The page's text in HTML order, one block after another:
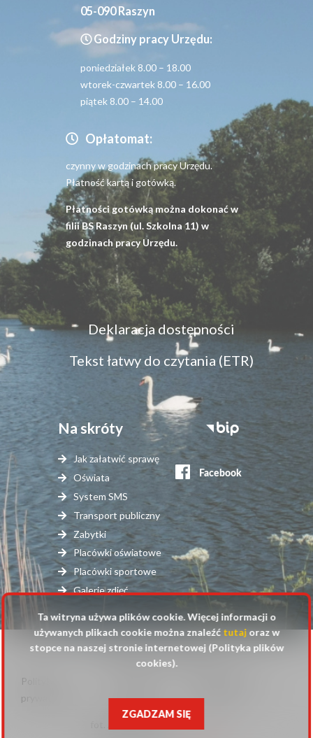
05-090 Raszyn
Godziny pracy Urzędu:
poniedziałek 8.00 – 18.00
wtorek-czwartek 8.00 – 16.00
piątek 8.00 – 14.00
Opłatomat:
czynny w godzinach pracy Urzędu.
Płatność kartą i gotówką.
Płatności gotówką można dokonać w
filii BS Raszyn (ul. Szkolna 11) w
godzinach pracy Urzędu.
Menu
dostępność
Deklaracja dostępności
Tekst łatwy do czytania (ETR)
Na skróty
Jak załatwić sprawę
Oświata
System SMS
Transport publiczny
Zabytki
Placówki oświatowe
Placówki sportowe
Galerie zdjęć
Stopka
serwisy
zewnętrzne
© 2025 Urząd Gminy Raszyn
Stopka
Polityka
prywatności
strony
cookies
Ta witryna używa plików cookie. Więcej informacji o
używanych plikach cookie można znaleźć tutajoraz w
stopce na naszej stronie internetowej (Polityka plików
cookies).
ZGADZAM SIĘ